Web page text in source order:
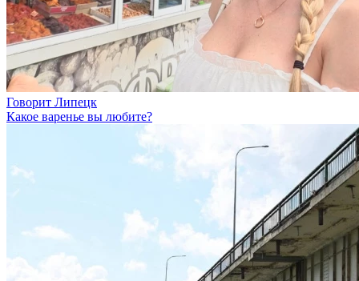
Говорит Липецк
Какое варенье вы любите?